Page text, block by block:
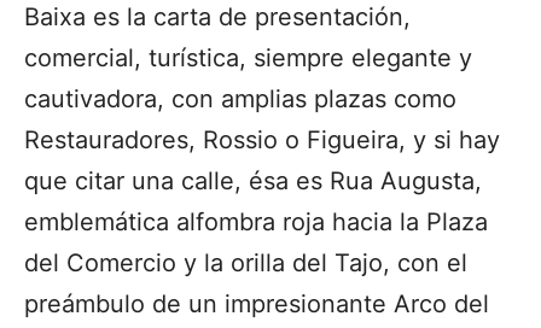
Baixa es la carta de presentación,
comercial, turística, siempre elegante y
cautivadora, con amplias plazas como
Restauradores, Rossio o Figueira, y si hay
que citar una calle, ésa es Rua Augusta,
emblemática alfombra roja hacia la Plaza
del Comercio y la orilla del Tajo, con el
preámbulo de un impresionante Arco del